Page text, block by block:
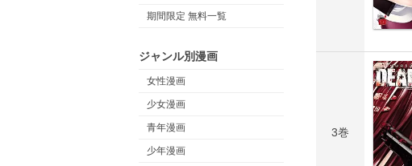
期間限定 無料一覧
ジャンル別漫画
女性漫画
少女漫画
青年漫画
少年漫画
3巻